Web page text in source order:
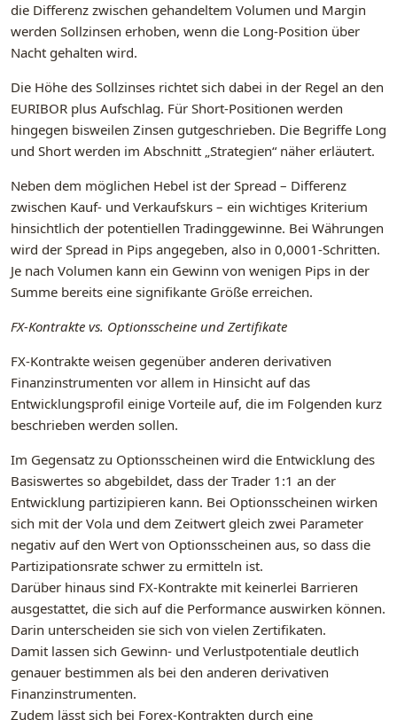
die Differenz zwischen gehandeltem Volumen und Margin
werden Sollzinsen erhoben, wenn die Long-Position über
Nacht gehalten wird.
Die Höhe des Sollzinses richtet sich dabei in der Regel an den
EURIBOR plus Aufschlag. Für Short-Positionen werden
hingegen bisweilen Zinsen gutgeschrieben. Die Begriffe Long
und Short werden im Abschnitt „Strategien“ näher erläutert.
Neben dem möglichen Hebel ist der Spread – Differenz
zwischen Kauf- und Verkaufskurs – ein wichtiges Kriterium
hinsichtlich der potentiellen Tradinggewinne. Bei Währungen
wird der Spread in Pips angegeben, also in 0,0001-Schritten.
Je nach Volumen kann ein Gewinn von wenigen Pips in der
Summe bereits eine signifikante Größe erreichen.
FX-Kontrakte vs. Optionsscheine und Zertifikate
FX-Kontrakte weisen gegenüber anderen derivativen
Finanzinstrumenten vor allem in Hinsicht auf das
Entwicklungsprofil einige Vorteile auf, die im Folgenden kurz
beschrieben werden sollen.
Im Gegensatz zu Optionsscheinen wird die Entwicklung des
Basiswertes so abgebildet, dass der Trader 1:1 an der
Entwicklung partizipieren kann. Bei Optionsscheinen wirken
sich mit der Vola und dem Zeitwert gleich zwei Parameter
negativ auf den Wert von Optionsscheinen aus, so dass die
Partizipationsrate schwer zu ermitteln ist.
Darüber hinaus sind FX-Kontrakte mit keinerlei Barrieren
ausgestattet, die sich auf die Performance auswirken können.
Darin unterscheiden sie sich von vielen Zertifikaten.
Damit lassen sich Gewinn- und Verlustpotentiale deutlich
genauer bestimmen als bei den anderen derivativen
Finanzinstrumenten.
Zudem lässt sich bei Forex-Kontrakten durch eine